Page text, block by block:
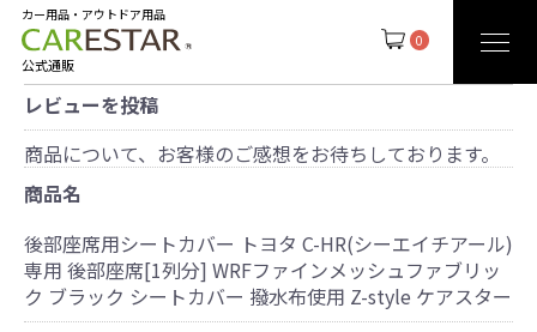
0
カー用品・アウトドア用品
公式通販
レビューを投稿
商品について、お客様のご感想をお待ちしております。
商品名
後部座席用シートカバー トヨタ C-HR(シーエイチアール)
専用 後部座席[1列分] WRFファインメッシュファブリッ
ク ブラック シートカバー 撥水布使用 Z-style ケアスター